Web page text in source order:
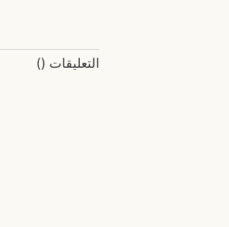
التعليقات (
)